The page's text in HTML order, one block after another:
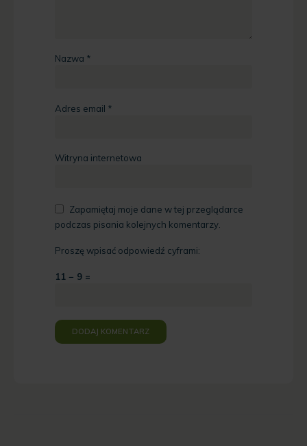
Nazwa *
Adres email *
Witryna internetowa
Zapamiętaj moje dane w tej przeglądarce
podczas pisania kolejnych komentarzy.
Proszę wpisać odpowiedź cyframi:
11 − 9 =